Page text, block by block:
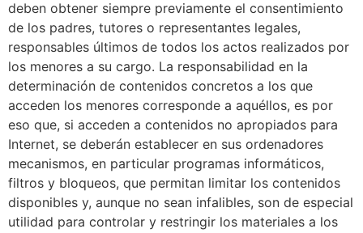
deben obtener siempre previamente el consentimiento
de los padres, tutores o representantes legales,
responsables últimos de todos los actos realizados por
los menores a su cargo. La responsabilidad en la
determinación de contenidos concretos a los que
acceden los menores corresponde a aquéllos, es por
eso que, si acceden a contenidos no apropiados para
Internet, se deberán establecer en sus ordenadores
mecanismos, en particular programas informáticos,
filtros y bloqueos, que permitan limitar los contenidos
disponibles y, aunque no sean infalibles, son de especial
utilidad para controlar y restringir los materiales a los